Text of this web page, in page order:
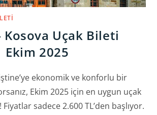
Uçak Bileti
Ekim 2025
ekonomik ve konforlu bir
Ekim 2025 için en uygun uçak
sadece 2.600 TL’den başlıyor.